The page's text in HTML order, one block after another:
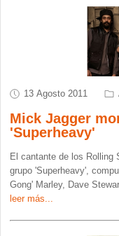
13 Agosto 2011
Mick Jagger
'Superheavy'
El cantante de los Rolling
grupo 'Superheavy',
Gong' Marley, Dave
leer más...